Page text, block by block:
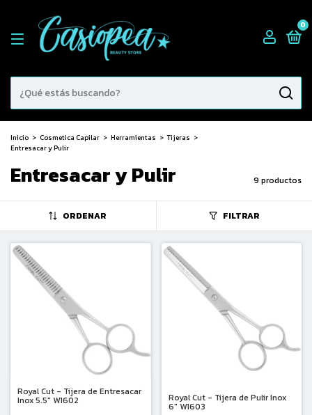
0
Inicio > Cosmetica Capilar > Herramientas > Tijeras >
Entresacar y Pulir
Entresacar y Pulir 9 productos
ORDENAR FILTRAR
Royal Cut - Tijera de Entresacar
Inox 5.5" W1602 Royal Cut - Tijera de Pulir Inox
6" W1603